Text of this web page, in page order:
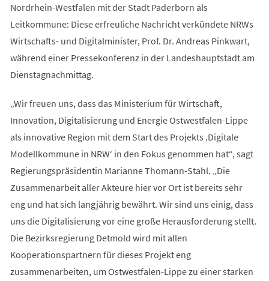
Nordrhein-Westfalen mit der Stadt Paderborn als
Leitkommune: Diese erfreuliche Nachricht verkündete NRWs
Wirtschafts- und Digitalminister, Prof. Dr. Andreas Pinkwart,
während einer Pressekonferenz in der Landeshauptstadt am
Dienstagnachmittag.
„Wir freuen uns, dass das Ministerium für Wirtschaft,
Innovation, Digitalisierung und Energie Ostwestfalen-Lippe
als innovative Region mit dem Start des Projekts ‚Digitale
Modellkommune in NRW‘ in den Fokus genommen hat“, sagt
Regierungspräsidentin Marianne Thomann-Stahl. „Die
Zusammenarbeit aller Akteure hier vor Ort ist bereits sehr
eng und hat sich langjährig bewährt. Wir sind uns einig, dass
uns die Digitalisierung vor eine große Herausforderung stellt.
Die Bezirksregierung Detmold wird mit allen
Kooperationspartnern für dieses Projekt eng
zusammenarbeiten, um Ostwestfalen-Lippe zu einer starken